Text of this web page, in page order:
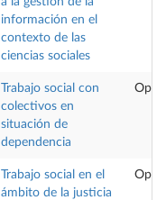
información en el
contexto de las
ciencias sociales
Trabajo social con
colectivos en
situación de
dependencia
Trabajo social en el
ámbito de la justicia